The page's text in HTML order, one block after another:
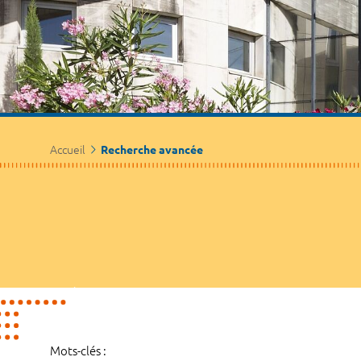
Accueil Recherche avancée
Mots-clés :